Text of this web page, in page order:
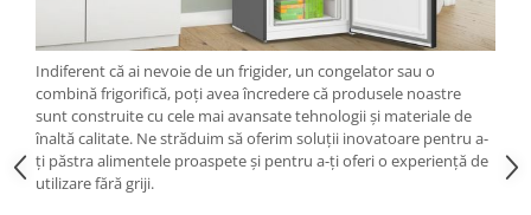
Indiferent că ai nevoie de un frigider, un congelator sau o
combină frigorifică, poți avea încredere că produsele noastre
sunt construite cu cele mai avansate tehnologii și materiale de
înaltă calitate. Ne străduim să oferim soluții inovatoare pentru a-
ți păstra alimentele proaspete și pentru a-ți oferi o experiență de
utilizare fără griji.